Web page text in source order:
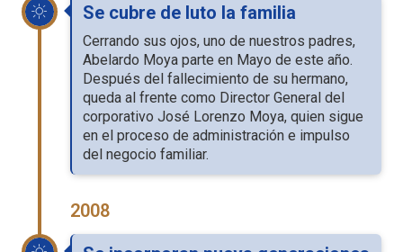
Se cubre de luto la familia
Cerrando sus ojos, uno de nuestros padres,
Abelardo Moya parte en Mayo de este año.
Después del fallecimiento de su hermano,
queda al frente como Director General del
corporativo José Lorenzo Moya, quien sigue
en el proceso de administración e impulso
del negocio familiar.
2008